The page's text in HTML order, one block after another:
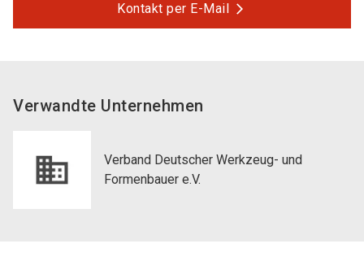
Kontakt per E-Mail
Verwandte Unternehmen
Verband Deutscher Werkzeug- und
Formenbauer e.V.